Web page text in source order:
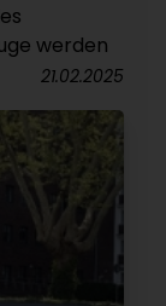
werden
21.02.2025